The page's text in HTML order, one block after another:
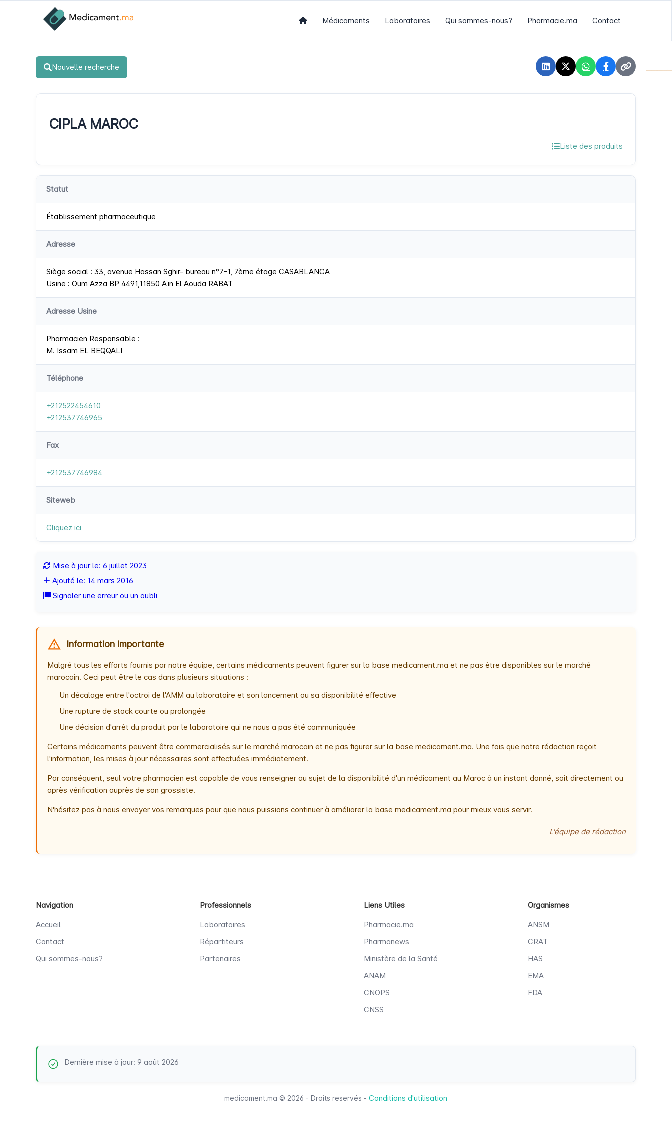
Médicaments Laboratoires Qui sommes-nous? Pharmacie.ma Contact
Nouvelle recherche
CIPLA MAROC
Liste des produits
Statut
Établissement pharmaceutique
Adresse
Siège social : 33, avenue Hassan Sghir- bureau n°7-1, 7ème étage CASABLANCA
Usine : Oum Azza BP 4491,11850 Aïn El Aouda RABAT
Adresse Usine
Pharmacien Responsable :
M. Issam EL BEQQALI
Téléphone
+212522454610
+212537746965
Fax
+212537746984
Siteweb
Cliquez ici
Mise à jour le: 6 juillet 2023
Ajouté le: 14 mars 2016
Signaler une erreur ou un oubli
Information importante
Malgré tous les efforts fournis par notre équipe, certains médicaments peuvent figurer sur la base medicament.ma et ne pas être disponibles sur le marché
marocain. Ceci peut être le cas dans plusieurs situations :
Un décalage entre l'octroi de l'AMM au laboratoire et son lancement ou sa disponibilité effective
Une rupture de stock courte ou prolongée
Une décision d'arrêt du produit par le laboratoire qui ne nous a pas été communiquée
Certains médicaments peuvent être commercialisés sur le marché marocain et ne pas figurer sur la base medicament.ma. Une fois que notre rédaction reçoit
l'information, les mises à jour nécessaires sont effectuées immédiatement.
Par conséquent, seul votre pharmacien est capable de vous renseigner au sujet de la disponibilité d'un médicament au Maroc à un instant donné, soit directement ou
après vérification auprès de son grossiste.
N'hésitez pas à nous envoyer vos remarques pour que nous puissions continuer à améliorer la base medicament.ma pour mieux vous servir.
L'équipe de rédaction
Navigation
Accueil
Contact
Qui sommes-nous?
Professionnels
Laboratoires
Répartiteurs
Partenaires
Liens Utiles
Pharmacie.ma
Pharmanews
Ministère de la Santé
ANAM
CNOPS
CNSS
Organismes
ANSM
CRAT
HAS
EMA
FDA
Dernière mise à jour: 9 août 2026
medicament.ma © 2026 - Droits reservés - Conditions d'utilisation